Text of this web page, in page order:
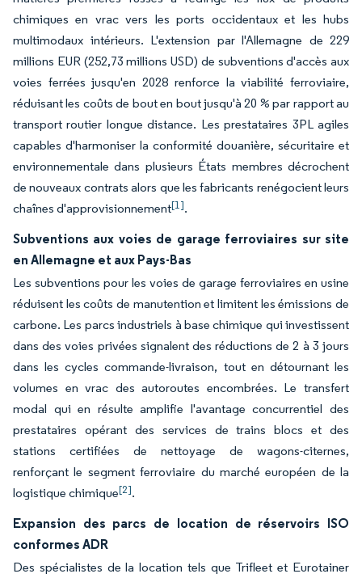
chimiques en vrac vers les ports occidentaux et les hubs
multimodaux intérieurs. L'extension par l'Allemagne de 229
millions EUR (252,73 millions USD) de subventions d'accès aux
voies ferrées jusqu'en 2028 renforce la viabilité ferroviaire,
réduisant les coûts de bout en bout jusqu'à 20 % par rapport au
transport routier longue distance. Les prestataires 3PL agiles
capables d'harmoniser la conformité douanière, sécuritaire et
environnementale dans plusieurs États membres décrochent
de nouveaux contrats alors que les fabricants renégocient leurs
chaînes d'approvisionnement[1].
Subventions aux voies de garage ferroviaires sur site
en Allemagne et aux Pays-Bas
Les subventions pour les voies de garage ferroviaires en usine
réduisent les coûts de manutention et limitent les émissions de
carbone. Les parcs industriels à base chimique qui investissent
dans des voies privées signalent des réductions de 2 à 3 jours
dans les cycles commande-livraison, tout en détournant les
volumes en vrac des autoroutes encombrées. Le transfert
modal qui en résulte amplifie l'avantage concurrentiel des
prestataires opérant des services de trains blocs et des
stations certifiées de nettoyage de wagons-citernes,
renforçant le segment ferroviaire du marché européen de la
logistique chimique[2].
Expansion des parcs de location de réservoirs ISO
conformes ADR
Des spécialistes de la location tels que Trifleet et Eurotainer